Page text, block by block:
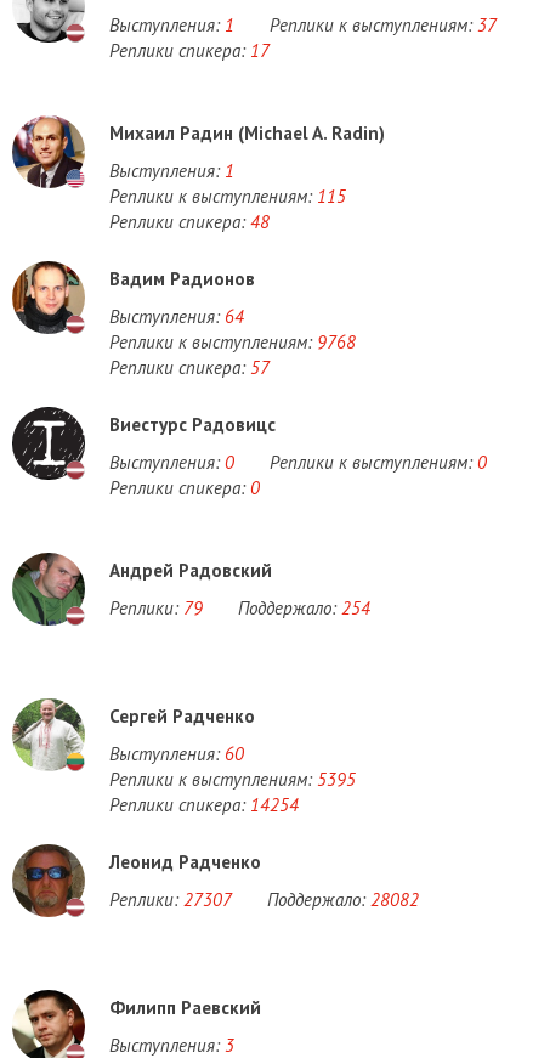
Выступления: 1 Реплики к выступлениям: 37
Реплики спикера: 17
Михаил Радин (Michael A. Radin)
Выступления: 1
Реплики к выступлениям: 115
Реплики спикера: 48
Вадим Радионов
Выступления: 64
Реплики к выступлениям: 9768
Реплики спикера: 57
Виестурс Радовицс
Выступления: 0 Реплики к выступлениям: 0
Реплики спикера: 0
Андрей Радовский
Реплики: 79 Поддержало: 254
Сергей Радченко
Выступления: 60
Реплики к выступлениям: 5395
Реплики спикера: 14254
Леонид Радченко
Реплики: 27307 Поддержало: 28082
Филипп Раевский
Выступления: 3